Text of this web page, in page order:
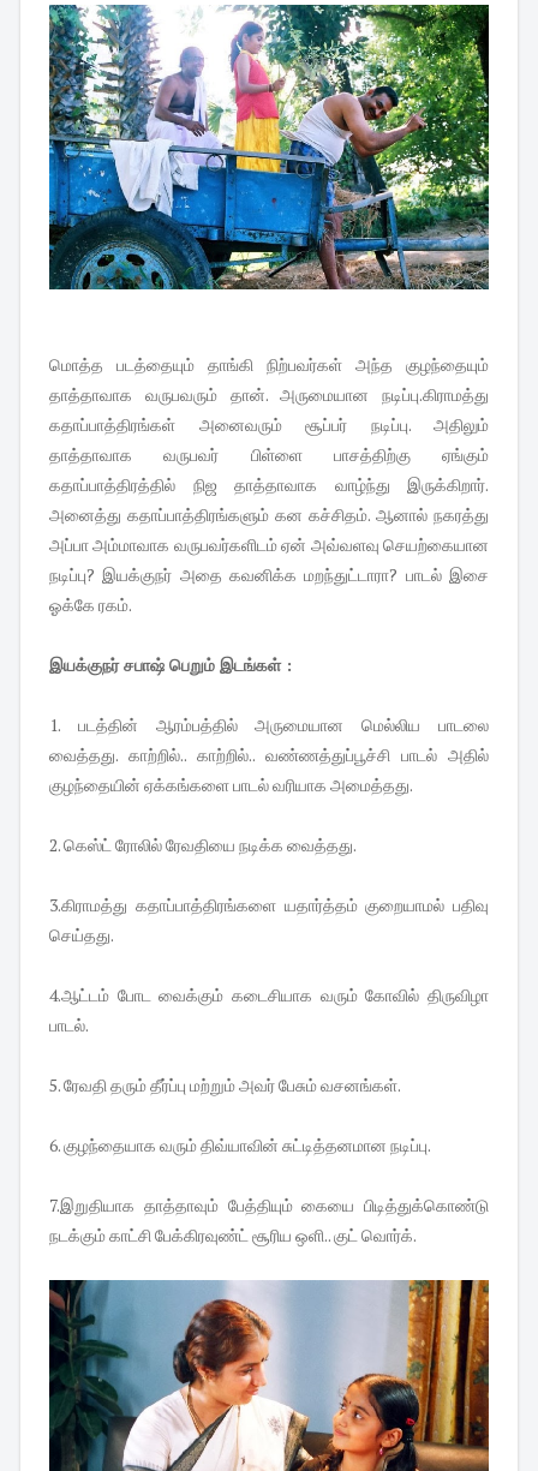
மொத்த படத்தையும் தாங்கி நிற்பவர்கள் அந்த குழந்தையும்
தாத்தாவாக வருபவரும் தான். அருமையான நடிப்பு.கிராமத்து
கதாப்பாத்திரங்கள் அனைவரும் சூப்பர் நடிப்பு. அதிலும்
தாத்தாவாக வருபவர் பிள்ளை பாசத்திற்கு ஏங்கும்
கதாப்பாத்திரத்தில் நிஜ தாத்தாவாக வாழ்ந்து இருக்கிறார்.
அனைத்து கதாப்பாத்திரங்களும் கன கச்சிதம். ஆனால் நகரத்து
அப்பா அம்மாவாக வருபவர்களிடம் ஏன் அவ்வளவு செயற்கையான
நடிப்பு? இயக்குநர் அதை கவனிக்க மறந்துட்டாரா? பாடல் இசை
ஓக்கே ரகம்.
இயக்குநர் சபாஷ் பெறும் இடங்கள் :
1. படத்தின் ஆரம்பத்தில் அருமையான மெல்லிய பாடலை
வைத்தது. காற்றில்.. காற்றில்.. வண்ணத்துப்பூச்சி பாடல் அதில்
குழந்தையின் ஏக்கங்களை பாடல் வரியாக அமைத்தது.
2. கெஸ்ட் ரோலில் ரேவதியை நடிக்க வைத்தது.
3.கிராமத்து கதாப்பாத்திரங்களை யதார்த்தம் குறையாமல் பதிவு
செய்தது.
4.ஆட்டம் போட வைக்கும் கடைசியாக வரும் கோவில் திருவிழா
பாடல்.
5. ரேவதி தரும் தீர்ப்பு மற்றும் அவர் பேசும் வசனங்கள்.
6. குழந்தையாக வரும் திவ்யாவின் சுட்டித்தனமான நடிப்பு.
7.இறுதியாக தாத்தாவும் பேத்தியும் கையை பிடித்துக்கொண்டு
நடக்கும் காட்சி பேக்கிரவுண்ட் சூரிய ஒளி.. குட் வொர்க்.